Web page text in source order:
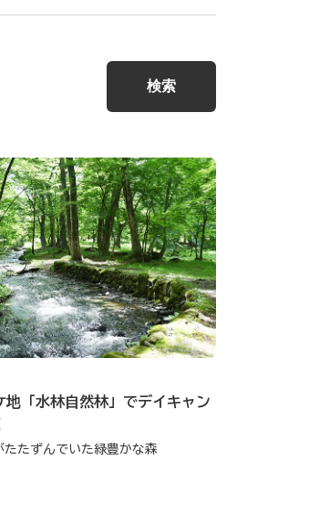
検索
地「水林自然林」でデイキャン
たずんでいた緑豊かな森